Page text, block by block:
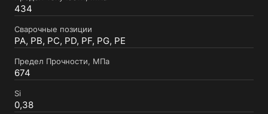
434
Сварочные позиции
PA, PB, PC, PD, PF, PG, PE
Предел Прочности, МПа
674
Si
0,38